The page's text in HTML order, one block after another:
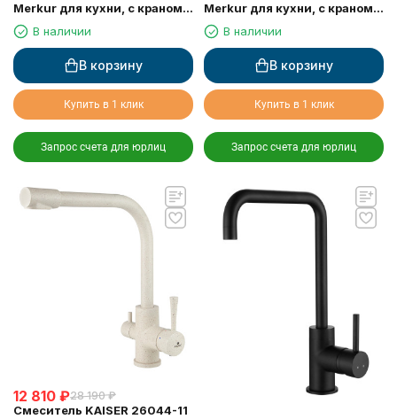
Merkur для кухни, с краном
для питьевой воды,
песочный мрамор
В наличии
В корзину
Купить в 1 клик
Запрос счета для юрлиц
Merkur для кухни, с краном
для питьевой воды, черный
мрамор
В наличии
В корзину
Купить в 1 клик
Запрос счета для юрлиц
12 810 ₽28 190 ₽
Смеситель KAISER 26044-11